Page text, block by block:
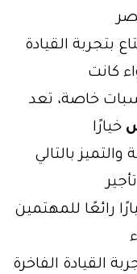
بتجربة القيادة
كانت
خاصة، تعد
خيارًا
بالتالي
رائعًا للمهتمين
القيادة الفاخرة